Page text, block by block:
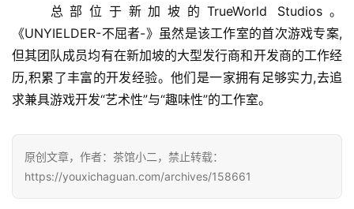
《UNYIELDER-不屈者-》虽然是该工作室的首次游戏专案,
但其团队成员均有在新加坡的大型发行商和开发商的工作经
历,积累了丰富的开发经验。他们是一家拥有足够实力,去追
求兼具游戏开发“艺术性”与“趣味性”的工作室。
原创文章，作者：茶馆小二，禁止转载：
https://youxichaguan.com/archives/158661